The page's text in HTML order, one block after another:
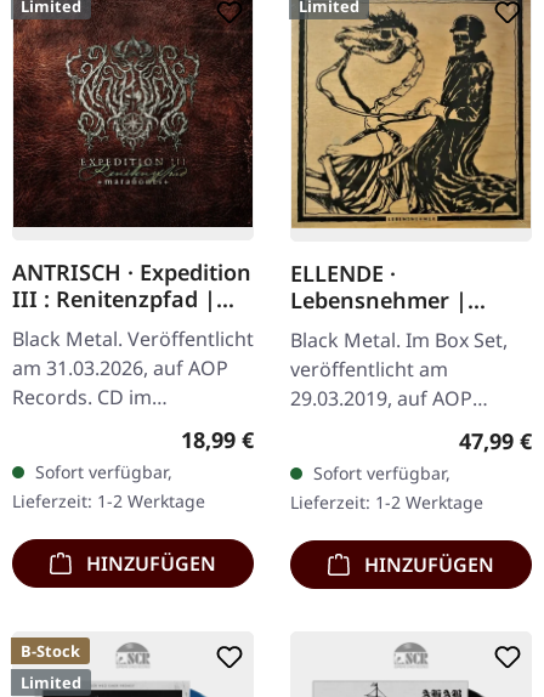
Limited
ANTRISCH · Expedition
III : Renitenzpfad |
MEDIABOOK CD
Black Metal. Veröffentlicht
am 31.03.2026, auf AOP
Records. CD im
seitigem Booklet. Limitiert
auf 1000 Exemplare.
Antrisch kehrt mit…
Regulärer Preis:
18,99 €
Sofort verfügbar,
Lieferzeit: 1-2 Werktage
HINZUFÜGEN
Limited
ELLENDE ·
Lebensnehmer |
WOODEN CD BOX SET
Black Metal. Im Box Set,
veröffentlicht am
29.03.2019, auf AOP
Mediabook mit
exklusivem Bonus-Track,…
47,99 €
Sofort verfügbar,
Lieferzeit: 1-2 Werktage
HINZUFÜGEN
B-Stock
Limited